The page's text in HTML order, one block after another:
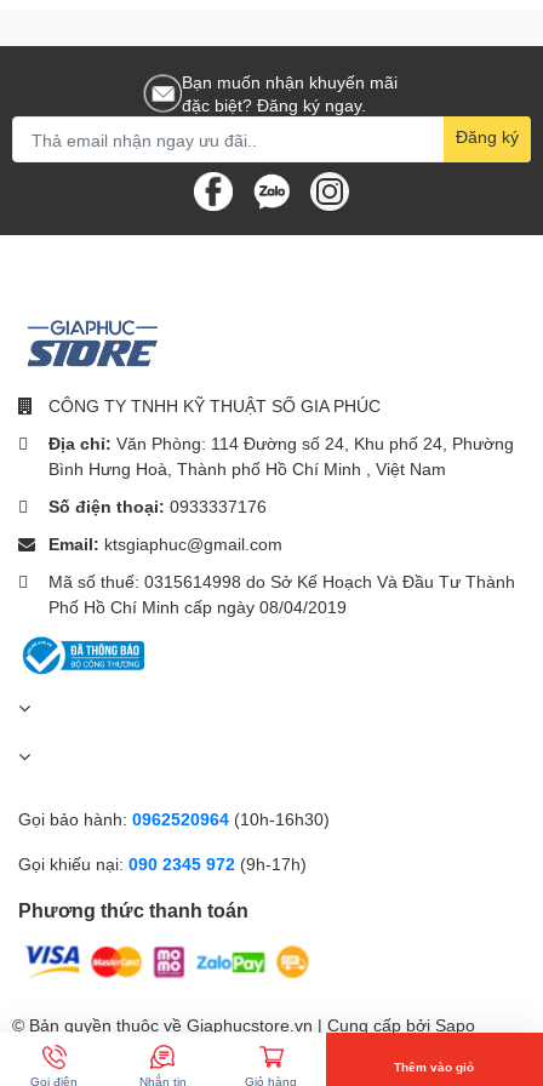
Bạn muốn nhận khuyến mãi
đặc biệt? Đăng ký ngay.
Đăng ký
CÔNG TY TNHH KỸ THUẬT SỐ GIA PHÚC
Địa chỉ: Văn Phòng: 114 Đường số 24, Khu phố 24, Phường
Bình Hưng Hoà, Thành phố Hồ Chí Minh , Việt Nam
Số điện thoại: 0933337176
Email: ktsgiaphuc@gmail.com
Mã số thuế: 0315614998 do Sở Kế Hoạch Và Đầu Tư Thành
Phố Hồ Chí Minh cấp ngày 08/04/2019
Gọi bảo hành: 0962520964 (10h-16h30)
Gọi khiếu nại: 090 2345 972 (9h-17h)
Phương thức thanh toán
© Bản quyền thuộc về Giaphucstore.vn | Cung cấp bởi Sapo
Gọi điện Nhắn tin Giỏ hàng
Thêm vào giỏ